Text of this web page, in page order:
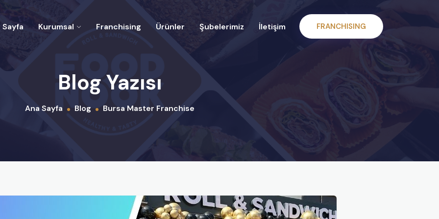
Sayfa Kurumsal Franchising Ürünler Şubelerimiz İletişim FRANCHISING
Blog Yazısı
Ana Sayfa Blog Bursa Master Franchise